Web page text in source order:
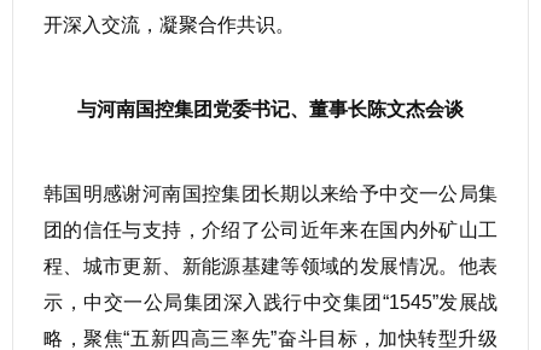
开深入交流，凝聚合作共识。
与河南国控集团党委书记、董事长陈文杰会谈
韩国明感谢河南国控集团长期以来给予中交一公局集
团的信任与支持，介绍了公司近年来在国内外矿山工
程、城市更新、新能源基建等领域的发展情况。他表
示，中交一公局集团深入践行中交集团“1545”发展战
略，聚焦“五新四高三率先”奋斗目标，加快转型升级